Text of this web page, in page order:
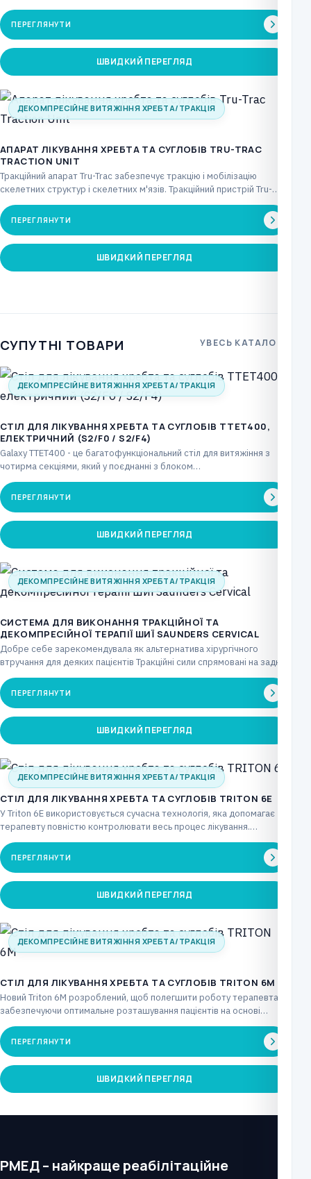
ПЕРЕГЛЯНУТИ
ШВИДКИЙ ПЕРЕГЛЯД
ДЕКОМПРЕСІЙНЕ ВИТЯЖІННЯ ХРЕБТА/ТРАКЦІЯ
АПАРАТ ЛІКУВАННЯ ХРЕБТА ТА СУГЛОБІВ TRU-TRAC
TRACTION UNIT
Тракційний апарат Tru-Trac забезпечує тракцію і мобілізацію
скелетних структур і скелетних м'язів. Тракційний пристрій Tru-
Trac можна…
ПЕРЕГЛЯНУТИ
ШВИДКИЙ ПЕРЕГЛЯД
СУПУТНІ ТОВАРИ УВЕСЬ КАТАЛОГ
ДЕКОМПРЕСІЙНЕ ВИТЯЖІННЯ ХРЕБТА/ТРАКЦІЯ
CТІЛ ДЛЯ ЛІКУВАННЯ ХРЕБТА ТА СУГЛОБІВ TTET400,
ЕЛЕКТРИЧНИЙ (S2/F0 / S2/F4)
Galaxy TTET400 - це багатофункціональний стіл для витяжіння з
чотирма секціями, який у поєднанні з блоком…
ПЕРЕГЛЯНУТИ
ШВИДКИЙ ПЕРЕГЛЯД
ДЕКОМПРЕСІЙНЕ ВИТЯЖІННЯ ХРЕБТА/ТРАКЦІЯ
СИСТЕМА ДЛЯ ВИКОНАННЯ ТРАКЦІЙНОЇ ТА
ДЕКОМПРЕСІЙНОЇ ТЕРАПІЇ ШИЇ SAUNDERS CERVICAL
Добре себе зарекомендувала як альтернатива хірургічного
втручання для деяких пацієнтів Тракційні сили спрямовані на задню
частину…
ПЕРЕГЛЯНУТИ
ШВИДКИЙ ПЕРЕГЛЯД
ДЕКОМПРЕСІЙНЕ ВИТЯЖІННЯ ХРЕБТА/ТРАКЦІЯ
CТІЛ ДЛЯ ЛІКУВАННЯ ХРЕБТА ТА СУГЛОБІВ TRITON 6E
У Triton 6E використовується сучасна технологія, яка допомагає
терапевту повністю контролювати весь процес лікування.
Повністю електричний…
ПЕРЕГЛЯНУТИ
ШВИДКИЙ ПЕРЕГЛЯД
ДЕКОМПРЕСІЙНЕ ВИТЯЖІННЯ ХРЕБТА/ТРАКЦІЯ
CТІЛ ДЛЯ ЛІКУВАННЯ ХРЕБТА ТА СУГЛОБІВ TRITON 6M
Новий Triton 6M розроблений, щоб полегшити роботу терапевта,
забезпечуючи оптимальне розташування пацієнтів на основі
рішучості клініциста…
ПЕРЕГЛЯНУТИ
ШВИДКИЙ ПЕРЕГЛЯД
РМЕД – найкраще реабілітаційне